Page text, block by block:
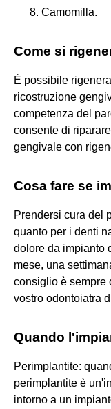
Camomilla.
Come si
È possibile
ricostruzione
competenza del
consente di
gengivale con
Cosa fare se
Prendersi cura del
quanto per i denti
dolore da impianto
mese, una
consiglio è sempre
vostro odontoiatra
Quando
Perimplantite:
perimplantite è
intorno a un